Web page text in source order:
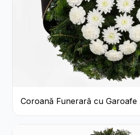
Coroană Funerară cu Garoafe
și Crizanteme